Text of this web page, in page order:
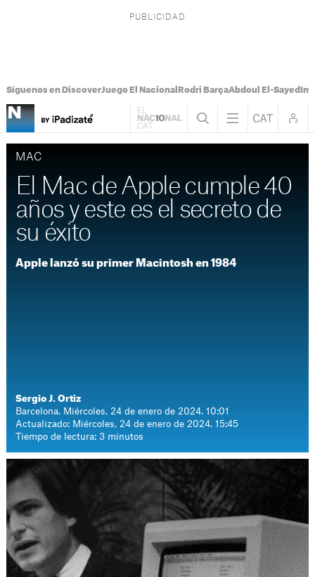
Síguenos en DiscoverJuego El Nacional Rodri BarçaAbdoul El-Sayed
MAC
El Mac de Apple cumple 40
años y este es el secreto de
su éxito
Apple lanzó su primer Macintosh en 1984
Sergio J. Ortiz
Barcelona. Miércoles, 24 de enero de 2024. 10:01
Actualizado: Miércoles, 24 de enero de 2024. 15:45
Tiempo de lectura: 3 minutos